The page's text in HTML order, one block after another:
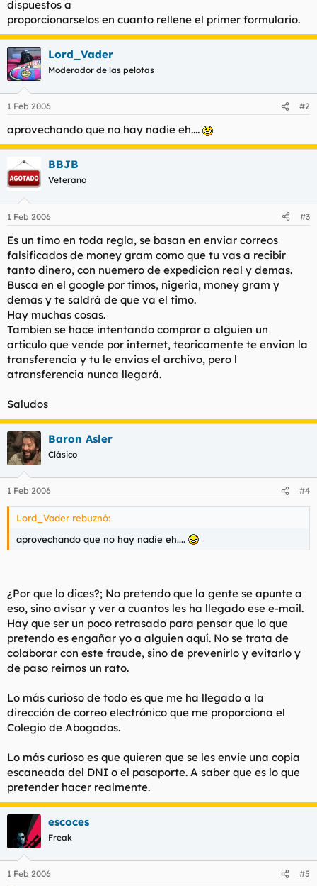
dispuestos a
proporcionarselos en cuanto rellene el primer formulario.
Lord_Vader
Moderador de las pelotas
1 Feb 2006 #2
aprovechando que no hay nadie eh....
BBJB
Veterano
1 Feb 2006 #3
Es un timo en toda regla, se basan en enviar correos
falsificados de money gram como que tu vas a recibir
tanto dinero, con nuemero de expedicion real y demas.
Busca en el google por timos, nigeria, money gram y
demas y te saldrá de que va el timo.
Hay muchas cosas.
Tambien se hace intentando comprar a alguien un
articulo que vende por internet, teoricamente te envian la
transferencia y tu le envias el archivo, pero l
atransferencia nunca llegará.
Saludos
Baron Asler
Clásico
1 Feb 2006 #4
Lord_Vader rebuznó:
aprovechando que no hay nadie eh....
¿Por que lo dices?; No pretendo que la gente se apunte a
eso, sino avisar y ver a cuantos les ha llegado ese e-mail.
Hay que ser un poco retrasado para pensar que lo que
pretendo es engañar yo a alguien aquí. No se trata de
colaborar con este fraude, sino de prevenirlo y evitarlo y
de paso reirnos un rato.
Lo más curioso de todo es que me ha llegado a la
dirección de correo electrónico que me proporciona el
Colegio de Abogados.
Lo más curioso es que quieren que se les envie una copia
escaneada del DNI o el pasaporte. A saber que es lo que
pretender hacer realmente.
escoces
Freak
1 Feb 2006 #5